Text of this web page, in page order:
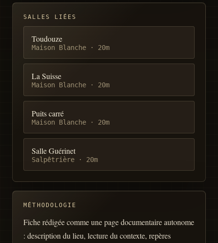
SALLES LIÉES
Toudouze
Maison Blanche · 20m
La Suisse
Maison Blanche · 20m
Puits carré
Maison Blanche · 20m
Salle Guérinet
Salpêtrière · 20m
MÉTHODOLOGIE
Fiche rédigée comme une page documentaire autonome
: description du lieu, lecture du contexte, repères